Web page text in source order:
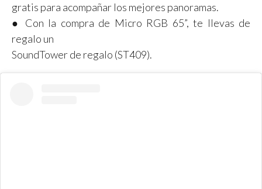
gratis para acompañar los mejores panoramas.
● Con la compra de Micro RGB 65”, te llevas de
regalo un
SoundTower de regalo (ST409).